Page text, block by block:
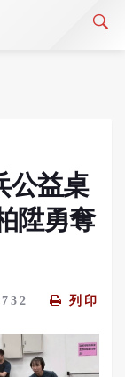
公益桌
陞勇奪
列印